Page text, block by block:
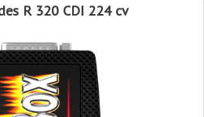
R 320 CDI 224 cv